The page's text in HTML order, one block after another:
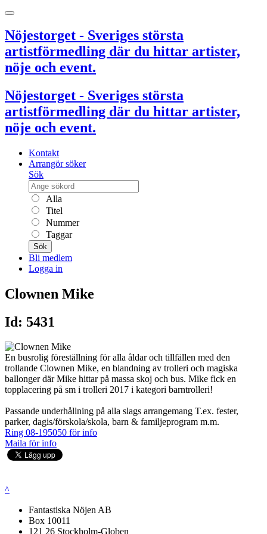
Nöjestorget - Sveriges största
artistförmedling där du hittar artister,
nöje och event.
Nöjestorget - Sveriges största
artistförmedling där du hittar artister,
nöje och event.
Kontakt
Arrangör söker
Sök
Alla
Titel
Nummer
Taggar
Sök
Bli medlem
Logga in
Clownen Mike
Id: 5431
En busrolig föreställning för alla åldar och tillfällen med den
trollande Clownen Mike, en blandning av trolleri och magiska
ballonger där Mike hittar på massa skoj och bus. Mike fick en
topplacering på sm i trolleri 2017 i kategori barntrolleri!
Passande underhållning på alla slags arrangemang T.ex. fester,
parker, dagis/förskola/skola, barn & familjeprogram m.m.
Ring 08-195050 för info
Maila för info
^
Fantastiska Nöjen AB
Box 10011
121 26 Stockholm-Globen